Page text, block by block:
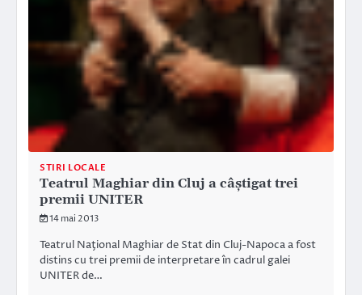
STIRI LOCALE
Teatrul Maghiar din Cluj a câştigat trei
premii UNITER
14 mai 2013
Teatrul Naţional Maghiar de Stat din Cluj-Napoca a fost
distins cu trei premii de interpretare în cadrul galei
UNITER de…